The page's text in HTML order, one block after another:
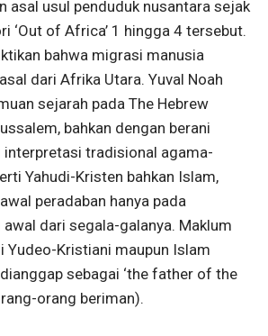
asal usul penduduk nusantara sejak
‘Out of Africa’ 1 hingga 4 tersebut.
bahwa migrasi manusia
dari Afrika Utara. Yuval Noah
sejarah pada The Hebrew
bahkan dengan berani
tradisional agama-
Yahudi-Kristen bahkan Islam,
peradaban hanya pada
dari segala-galanya. Maklum
Yudeo-Kristiani maupun Islam
sebagai ‘the father of the
orang beriman).